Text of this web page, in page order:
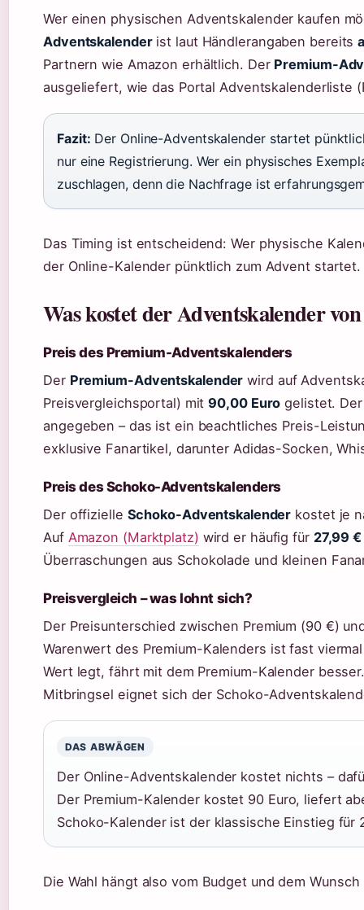
Wer einen physischen Adventskalender kaufen
Adventskalenderist laut Händlerangaben bereits
Partnern wie Amazon erhältlich. Der Premium-
ausgeliefert, wie das Portal Adventskalenderliste
Fazit: Der Online-Adventskalender startet
nur eine Registrierung. Wer ein physisches
zuschlagen, denn die Nachfrage ist
Das Timing ist entscheidend: Wer physische
der Online-Kalender pünktlich zum Advent startet.
Was kostet der Adventskalender
Preis des Premium-Adventskalenders
Der Premium-Adventskalender wird auf
Preisvergleichsportal) mit90,00 Euro gelistet.
angegeben – das ist ein beachtliches Preis-
exklusive Fanartikel, darunter Adidas-Socken,
Preis des Schoko-Adventskalenders
Der offizielle Schoko-Adventskalender kostet je
Auf Amazon (Marktplatz) wird er häufig für 27,99 €
Überraschungen aus Schokolade und kleinen
Preisvergleich – was lohnt sich?
Der Preisunterschied zwischen Premium (90 €)
Warenwert des Premium-Kalenders ist fast
Wert legt, fährt mit dem Premium-Kalender
Mitbringsel eignet sich der Schoko-
DAS ABWÄGEN
Der Online-Adventskalender kostet nichts –
Der Premium-Kalender kostet 90 Euro, liefert
Schoko-Kalender ist der klassische Einstieg für
Die Wahl hängt also vom Budget und dem